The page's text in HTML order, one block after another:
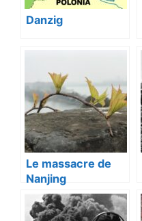
Danzig
Le massacre de
Nanjing